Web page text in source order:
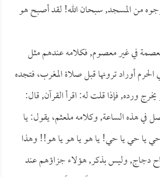
من المسجد, سبحان الله! لقد أصبح هو
في غير معصوم, فكلامه عندهم مثل
أوراد ترونها قبل صلاة المغرب، فتجده
ورده, فإذا قلت له: اقرأ القرآن, قال:
في هذه الساعة, وكلامه ملعثم، يقول: يا
حي يا حي يا حي! يا هو يا هو يا هو!! وهذا
دجاج, وليس بذكر, هؤلاء جزاؤهم عند